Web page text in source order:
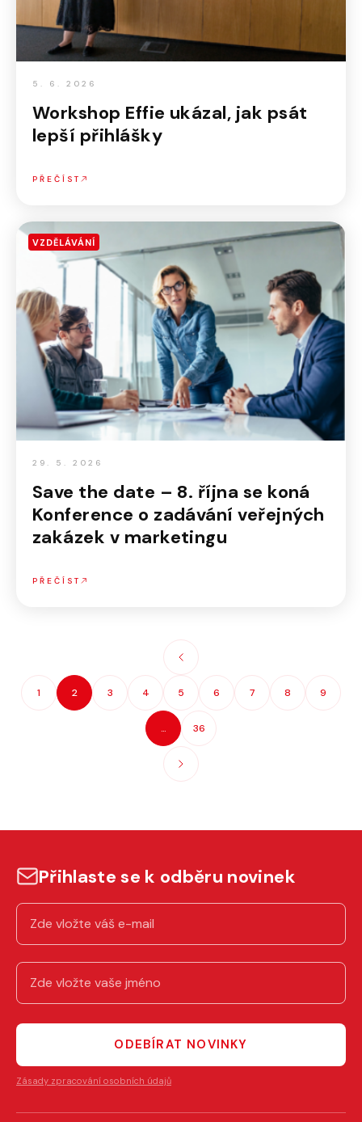
5. 6. 2026
Workshop Effie ukázal, jak psát
lepší přihlášky
PŘEČÍST
VZDĚLÁVÁNÍ
29. 5. 2026
Save the date – 8. října se koná
Konference o zadávání veřejných
zakázek v marketingu
PŘEČÍST
1 2 3 4 5 6 7 8 9
… 36
Přihlaste se k odběru novinek
ODEBÍRAT NOVINKY
Zásady zpracování osobních údajů